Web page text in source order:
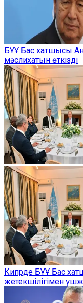
БҰҰ Бас хатшысы
мәслихатын өткізді
Кипрде БҰҰ Бас
жетекшілігімен